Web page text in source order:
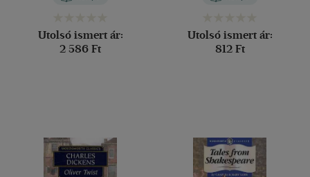
Utolsó ismert ár:
2 586 Ft
Utolsó ismert ár:
812 Ft